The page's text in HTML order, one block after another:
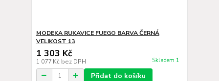
MODEKA RUKAVICE FUEGO BARVA ČERNÁ
VELIKOST 13
1 303 Kč
1 077 Kč bez DPH Skladem 1
Přidat do košíku